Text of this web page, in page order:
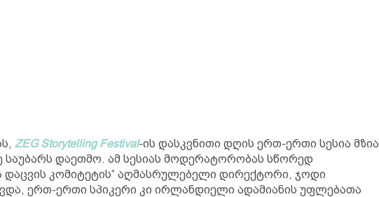
ZEG Storytelling Festival-ის დასკვნითი დღის ერთ-ერთი სესია მზია
დაეთმო. ამ სესიას მოდერატორობას სწორედ
დაცვის კომიტეტის“ აღმასრულებელი დირექტორი, ჯოდი
ერთ-ერთი სპიკერი კი ირლანდიელი ადამიანის უფლებათა